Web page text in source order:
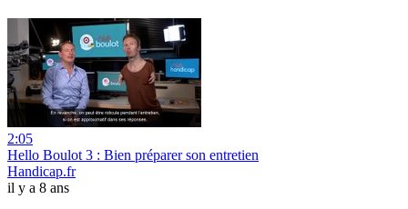
2:05
Hello Boulot 3 : Bien préparer son entretien
Handicap.fr
il y a 8 ans